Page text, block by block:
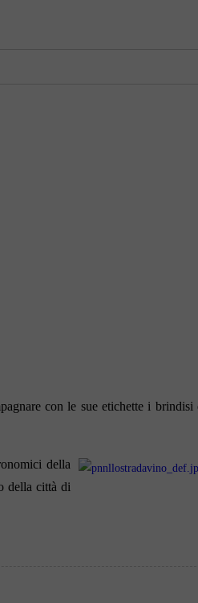
con le sue etichette i brindisi
della
della città di